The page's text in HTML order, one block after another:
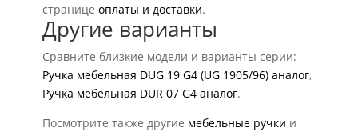
страницеоплаты и доставки.
Другие варианты
Сравните близкие модели и варианты серии:
Ручка мебельная DUG 19 G4 (UG 1905/96) аналог,
Ручка мебельная DUR 07 G4 аналог.
Посмотрите также другие мебельные ручки и